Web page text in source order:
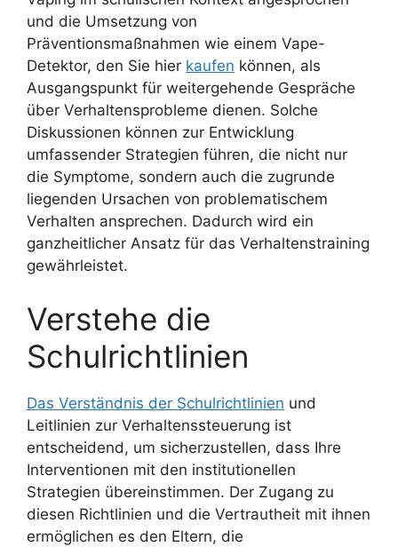
und die Umsetzung von
Präventionsmaßnahmen wie einem Vape-
Detektor, den Sie hier kaufen können, als
Ausgangspunkt für weitergehende Gespräche
über Verhaltensprobleme dienen. Solche
Diskussionen können zur Entwicklung
umfassender Strategien führen, die nicht nur
die Symptome, sondern auch die zugrunde
liegenden Ursachen von problematischem
Verhalten ansprechen. Dadurch wird ein
ganzheitlicher Ansatz für das Verhaltenstraining
gewährleistet.
Verstehe die
Schulrichtlinien
Das Verständnis der Schulrichtlinien und
Leitlinien zur Verhaltenssteuerung ist
entscheidend, um sicherzustellen, dass Ihre
Interventionen mit den institutionellen
Strategien übereinstimmen. Der Zugang zu
diesen Richtlinien und die Vertrautheit mit ihnen
ermöglichen es den Eltern, die